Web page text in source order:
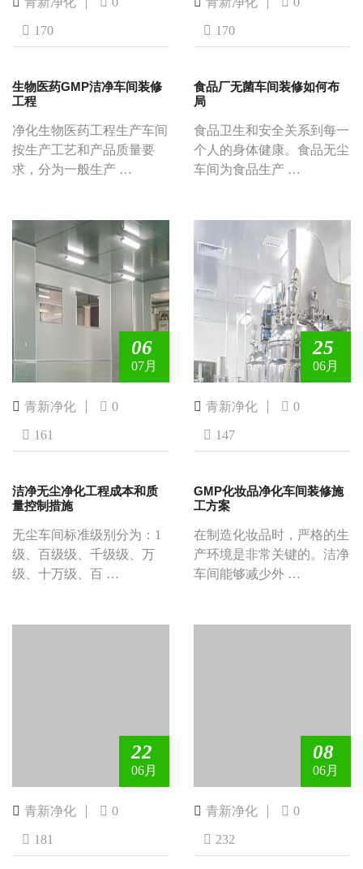
170
生物医药GMP洁净车间装修
工程
净化生物医药工程生产车间
按生产工艺和产品质量要
求，分为一般生产 …
170
食品厂无菌车间装修如何布
局
食品卫生和安全关系到每一
个人的身体健康。食品无尘
车间为食品生产 …
06
07月
青新净化 0
161
洁净无尘净化工程成本和质
量控制措施
无尘车间标准级别分为：1
级、百级级、千级级、万
级、十万级、百 …
25
06月
青新净化 0
147
GMP化妆品净化车间装修施
工方案
在制造化妆品时，严格的生
产环境是非常关键的。洁净
车间能够减少外 …
22
06月
青新净化 0
181
08
06月
青新净化 0
232